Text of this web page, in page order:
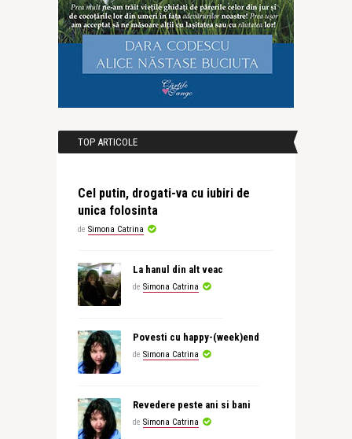
TOP ARTICOLE
Cel putin, drogati-va cu iubiri de
unica folosinta
de Simona Catrina
La hanul din alt veac
de Simona Catrina
Povesti cu happy-(week)end
de Simona Catrina
Revedere peste ani si bani
de Simona Catrina